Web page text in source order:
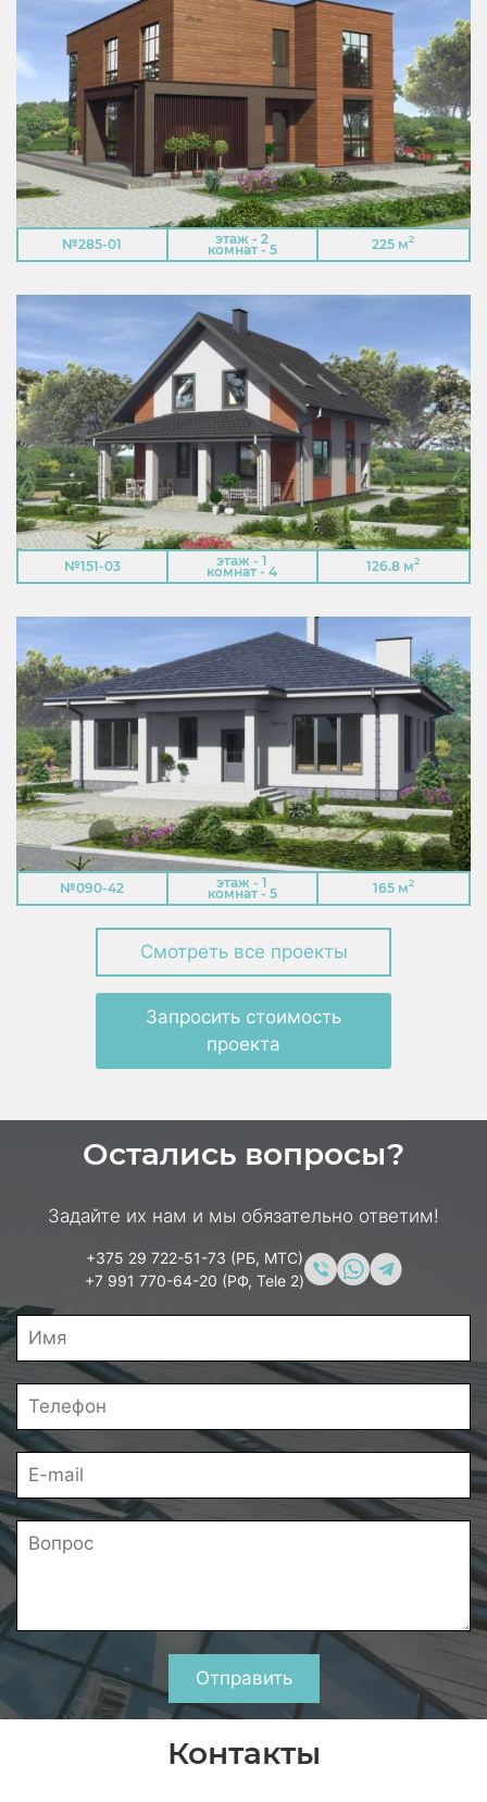
№285-01 этаж - 2
комнат - 5 225 м2
№151-03 этаж - 1
комнат - 4 126.8 м2
№090-42 этаж - 1
комнат - 5 165 м2
Смотреть все проекты
Запросить стоимость
проекта
Остались вопросы?
Задайте их нам и мы обязательно ответим!
+375 29 722-51-73 (РБ, МТС)
+7 991 770-64-20 (РФ, Tele 2)
Отправить
Контакты